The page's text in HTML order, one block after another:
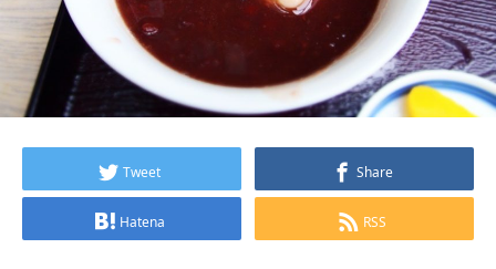
Tweet Share
Hatena RSS